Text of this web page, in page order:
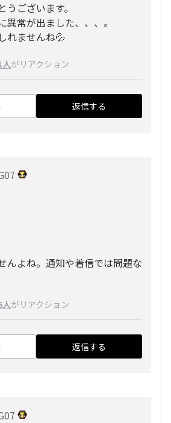
うございます。
異常が出ました、、、。
れませんね💦
人がリアクション
返信する
んよね。通知や着信では問題な
人がリアクション
返信する